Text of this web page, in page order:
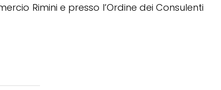
Rimini e presso l’Ordine dei Consulenti